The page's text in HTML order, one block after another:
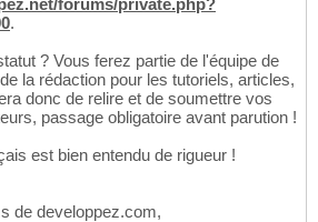
forums/private.php?
.
? Vous ferez partie de l'équipe de
la rédaction pour les tutoriels, articles,
donc de relire et de soumettre vos
passage obligatoire avant parution !
est bien entendu de rigueur !
de developpez.com,